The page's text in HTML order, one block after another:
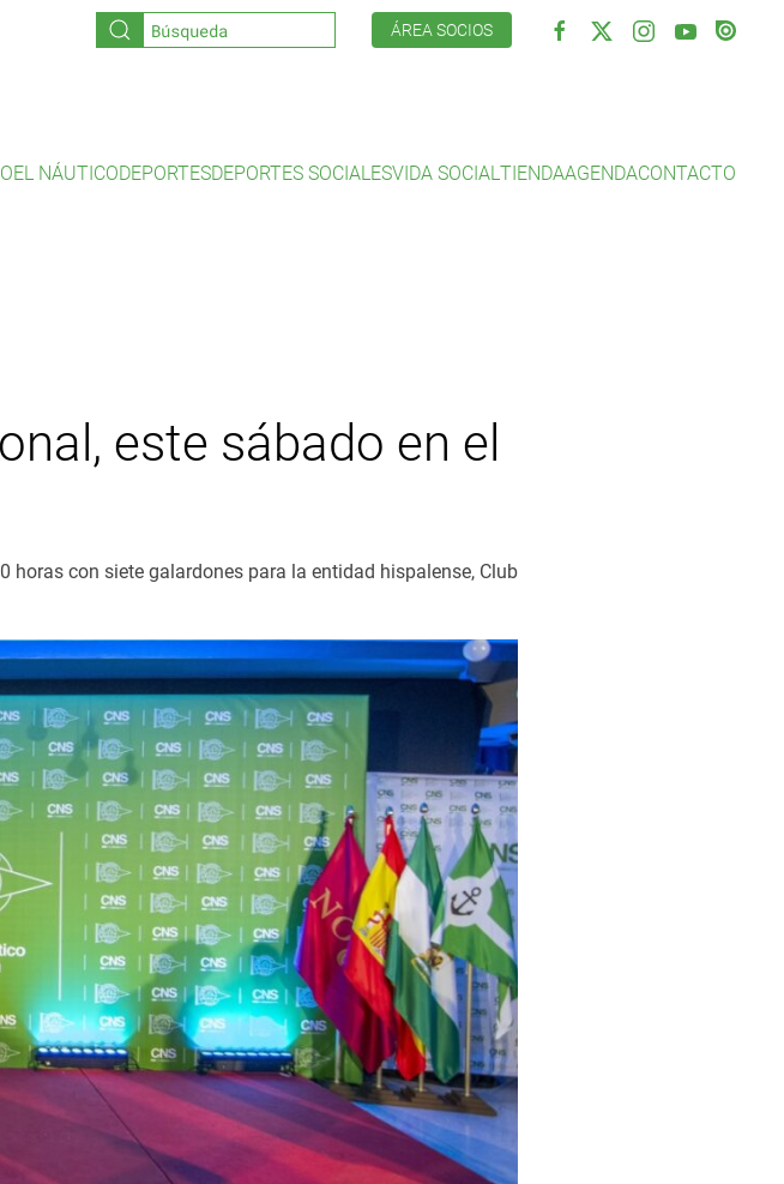
ÁREA SOCIOS
EL NÁUTICODEPORTESDEPORTES SOCIALESVIDA SOCIALTIENDAAGENDACONTACTO
este sábado en el
horas con siete galardones para la entidad hispalense, Club